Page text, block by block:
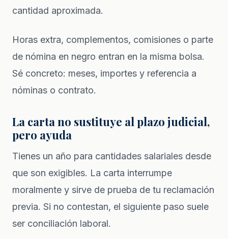
cantidad aproximada.
Horas extra, complementos, comisiones o parte
de nómina en negro entran en la misma bolsa.
Sé concreto: meses, importes y referencia a
nóminas o contrato.
La carta no sustituye al plazo judicial,
pero ayuda
Tienes un año para cantidades salariales desde
que son exigibles. La carta interrumpe
moralmente y sirve de prueba de tu reclamación
previa. Si no contestan, el siguiente paso suele
ser conciliación laboral.